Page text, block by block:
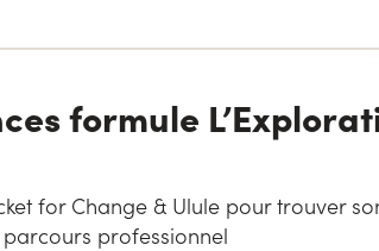
formule
for Change & Ulule pour trouver
professionnel